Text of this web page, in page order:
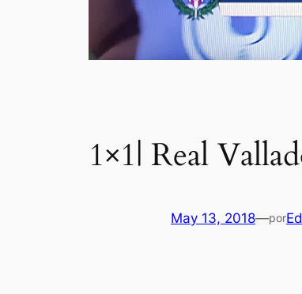
1×1| Real
May 13, 2018—por